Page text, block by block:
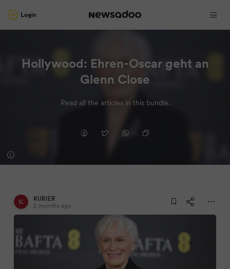
Login
Hollywood: Ehren-Oscar geht an
Glenn Close
Read all the articles in this bundle.
KURIER
2 months ago